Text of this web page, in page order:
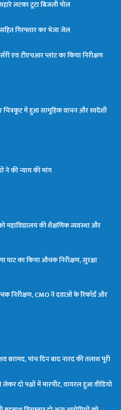
लटका टूटा बिजली पोल
गिरफ्तार कर भेजा जेल
एवं टीएचआर प्लांट का किया निरीक्षण
चित्रकूट में हुआ सामूहिक वाचन और स्वदेशी
ने की न्याय की मांग
को महाविद्यालय की शैक्षणिक व्यवस्था और
का किया औचक निरीक्षण, सुरक्षा
निरीक्षण, CMO ने दवाओं के रिकॉर्ड और
पांच दिन बाद नारद की तलाश पूरी
दो पक्षों में मारपीट, वायरल हुआ वीडियो